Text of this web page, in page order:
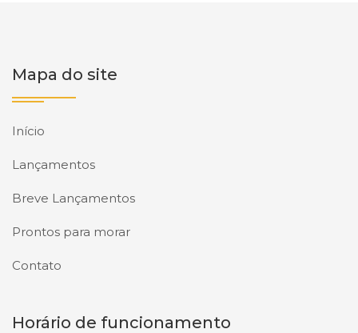
Mapa do site
Início
Lançamentos
Breve Lançamentos
Prontos para morar
Contato
Horário de funcionamento